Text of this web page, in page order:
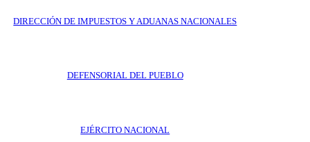
DIRECCIÓN DE IMPUESTOS Y ADUANAS NACIONALES
DEFENSORIAL DEL PUEBLO
EJÉRCITO NACIONAL